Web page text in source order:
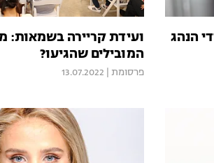
הנהג
ועידת קריירה בשמאות:
המובילים שהגיעו?
פרסומת 13.07.2022